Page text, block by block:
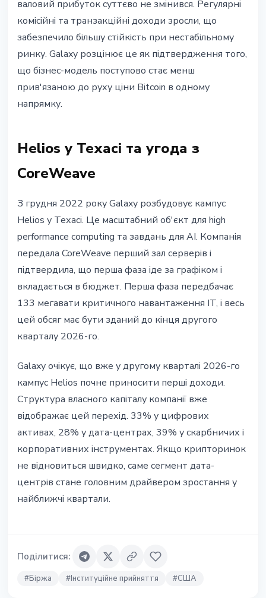
валовий прибуток суттєво не змінився. Регулярні
комісійні та транзакційні доходи зросли, що
забезпечило більшу стійкість при нестабільному
ринку. Galaxy розцінює це як підтвердження того,
що бізнес-модель поступово стає менш
прив'язаною до руху ціни Bitcoin в одному
напрямку.
Helios у Техасі та угода з
CoreWeave
З грудня 2022 року Galaxy розбудовує кампус
Helios у Техасі. Це масштабний об'єкт для high
performance computing та завдань для AI. Компанія
передала CoreWeave перший зал серверів і
підтвердила, що перша фаза іде за графіком і
вкладається в бюджет. Перша фаза передбачає
133 мегавати критичного навантаження IT, і весь
цей обсяг має бути зданий до кінця другого
кварталу 2026-го.
Galaxy очікує, що вже у другому кварталі 2026-го
кампус Helios почне приносити перші доходи.
Структура власного капіталу компанії вже
відображає цей перехід. 33% у цифрових
активах, 28% у дата-центрах, 39% у скарбничих і
корпоративних інструментах. Якщо крипторинок
не відновиться швидко, саме сегмент дата-
центрів стане головним драйвером зростання у
найближчі квартали.
Поділитися:
#Біржа #Інституційне прийняття #США